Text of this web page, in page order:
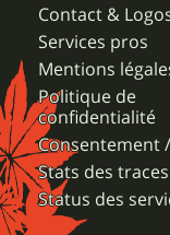
Contact &
Services pros
Mentions
Politique de
confidentialité
Consentement
Stats des traces
Status des